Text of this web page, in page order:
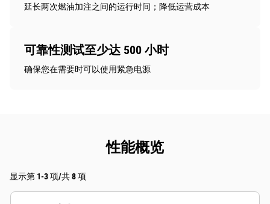
延长两次燃油加注之间的运行时间；降低运营成本
可靠性测试至少达 500 小时
确保您在需要时可以使用紧急电源
性能概览
显示第 1-3 项/共 8 项